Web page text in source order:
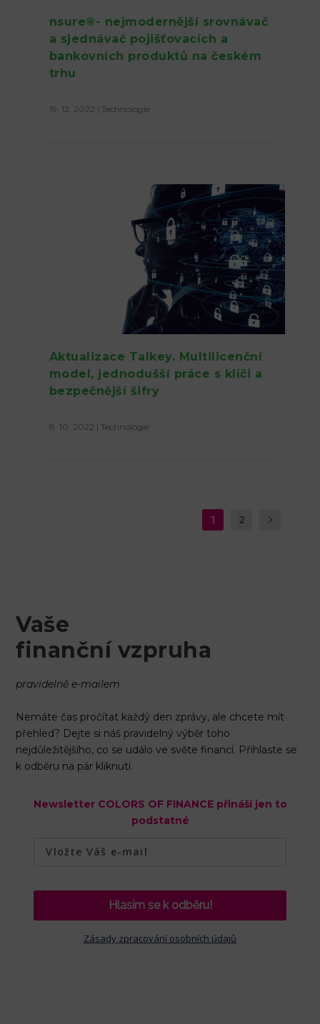
nsure®- nejmodernější srovnávač
a sjednávač pojišťovacích a
bankovních produktů na českém
trhu
19. 12. 2022 | Technologie
Aktualizace Talkey. Multilicenční
model, jednodušší práce s klíči a
bezpečnější šifry
8. 10. 2022 | Technologie
1 2
Vaše
finanční vzpruha
pravidelně e-mailem
Nemáte čas pročítat každý den zprávy, ale chcete mít
přehled? Dejte si náš pravidelný výběr toho
nejdůležitějšího, co se událo ve světe financí. Přihlaste se
k odběru na pár kliknutí.
Newsletter COLORS OF FINANCE přináší jen to
podstatné
Hlasím se k odběru!
Zásady zpracování osobních údajů